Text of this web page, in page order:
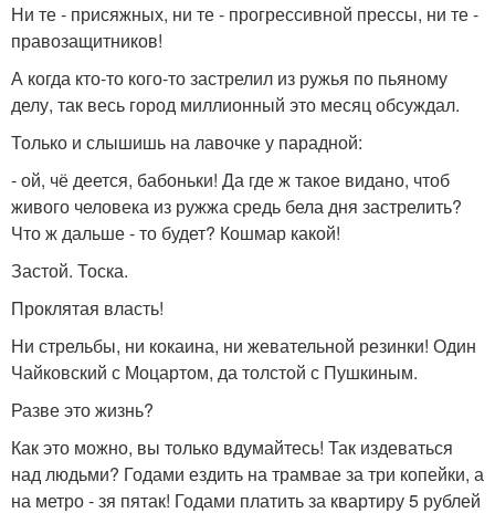
Ни те - присяжных, ни те - прогрессивной прессы, ни те -
правозащитников!
А когда кто-то кого-то застрелил из ружья по пьяному
делу, так весь город миллионный это месяц обсуждал.
Только и слышишь на лавочке у парадной:
- ой, чё деется, бабоньки! Да где ж такое видано, чтоб
живого человека из ружжа средь бела дня застрелить?
Что ж дальше - то будет? Кошмар какой!
Застой. Тоска.
Проклятая власть!
Ни стрельбы, ни кокаина, ни жевательной резинки! Один
Чайковский с Моцартом, да толстой с Пушкиным.
Разве это жизнь?
Как это можно, вы только вдумайтесь! Так издеваться
над людьми? Годами ездить на трамвае за три копейки, а
на метро - зя пятак! Годами платить за квартиру 5 рублей